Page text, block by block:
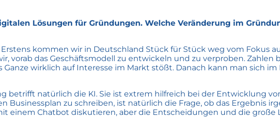
Lösungen für Gründungen. Welche Veränderung im
kommen wir in Deutschland Stück für Stück weg vom Fokus
vorab das Geschäftsmodell zu entwickeln und zu verproben.
Ganze wirklich auf Interesse im Markt stößt. Danach kann man sich
betrifft natürlich die KI. Sie ist extrem hilfreich bei der Entwicklung
Businessplan zu schreiben, ist natürlich die Frage, ob das Ergebnis
einem Chatbot diskutieren, aber die Entscheidungen und die große